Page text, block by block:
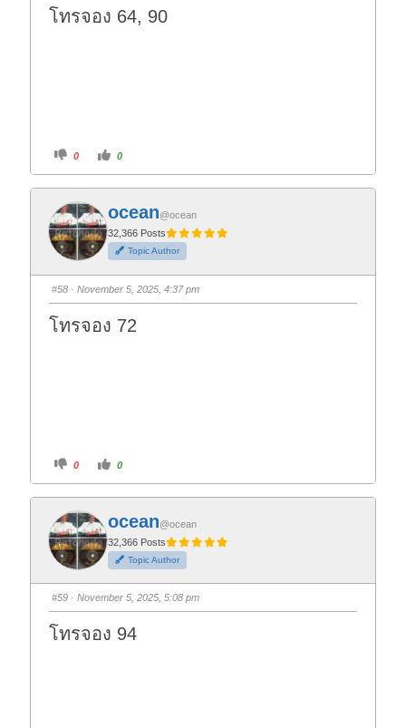
n
.
โทรจอง 64, 90
C
i
k
f
o
r
t
h
u
m
d
o
n
.
0
C
i
k
o
r
t
h
u
m
u
p
0
ocean@ocean
32,366 Posts
Topic Author
#58 · November 5, 2025, 4:37 pm
โทรจอง 72
C
i
k
f
o
r
t
h
u
m
b
d
o
n
.
0
C
i
k
o
r
t
h
u
m
b
u
p
0
ocean@ocean
32,366 Posts
Topic Author
#59 · November 5, 2025, 5:08 pm
โทรจอง 94